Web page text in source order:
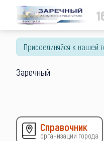
Присоединяйся к нашей
Заречный
Справочник
организации города